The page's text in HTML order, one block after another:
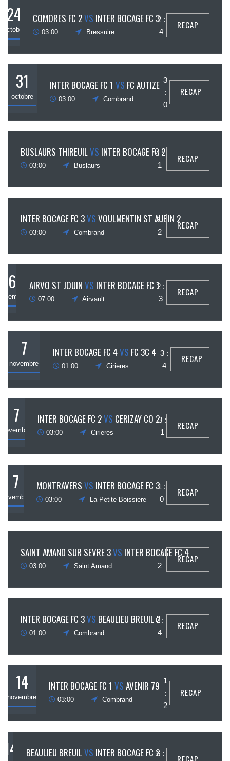
24
octobre
COMORES FC 2VS INTER BOCAGE FC 3
03:00 Bressuire
2 :
4
RECAP
31
octobre
INTER BOCAGE FC 1 VS FC AUTIZE
03:00 Combrand
3
:
0
RECAP
BUSLAURS THIREUILVS INTER BOCAGE FC 2
03:00 Buslaurs
4 :
1
RECAP
INTER BOCAGE FC 3VS VOULMENTIN ST AUBIN 2
03:00 Combrand
2 :
2
RECAP
6 AIRVO ST JOUIN VS INTER BOCAGE FC 1
07:00 Airvault
2 :
3
RECAP
7
novembre
INTER BOCAGE FC 4VS FC 3C 4
01:00 Cirieres
3 :
4
RECAP
7
novembre
INTER BOCAGE FC 2VS CERIZAY CO 2
03:00 Cirieres
3 :
1
RECAP
7
novembre
MONTRAVERS VS INTER BOCAGE FC 3
03:00 La Petite Boissiere
1 :
0
RECAP
SAINT AMAND SUR SEVRE 3VS INTER BOCAGE FC 4
03:00 Saint Amand
1 :
2
RECAP
INTER BOCAGE FC 3VS BEAULIEU BREUIL 2
01:00 Combrand
0 :
4
RECAP
14
novembre
INTER BOCAGE FC 1 VS AVENIR 79
03:00 Combrand
1
:
2
RECAP
14 BEAULIEU BREUILVS INTER BOCAGE FC 26 :